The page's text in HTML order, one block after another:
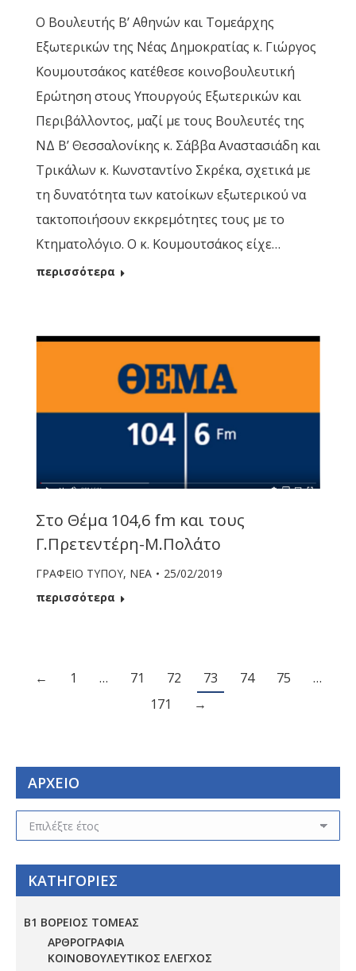
Ο Βουλευτής Β’ Αθηνών και Τομεάρχης
Εξωτερικών της Νέας Δημοκρατίας κ. Γιώργος
Κουμουτσάκος κατέθεσε κοινοβουλευτική
Ερώτηση στους Υπουργούς Εξωτερικών και
Περιβάλλοντος, μαζί με τους Βουλευτές της
ΝΔ Β’ Θεσσαλονίκης κ. Σάββα Αναστασιάδη και
Τρικάλων κ. Κωνσταντίνο Σκρέκα, σχετικά με
τη δυνατότητα των κατοίκων εξωτερικού να
τακτοποιήσουν εκκρεμότητες τους με το
Κτηματολόγιο. Ο κ. Κουμουτσάκος είχε…
περισσότερα
Στο Θέμα 104,6 fm και τους
Γ.Πρετεντέρη-Μ.Πολάτο
ΓΡΑΦΕΙΟ ΤΥΠΟΥ, ΝΕΑ
25/02/2019
περισσότερα
← 1 … 71 72 73 74 75
…
171
→
ΑΡΧΕΙΟ
ΑΡΧΕΙΟ
ΚΑΤΗΓΟΡΙΕΣ
Β1 ΒΟΡΕΙΟΣ ΤΟΜΕΑΣ
ΑΡΘΡΟΓΡΑΦΙΑ
ΚΟΙΝΟΒΟΥΛΕΥΤΙΚΟΣ ΕΛΕΓΧΟΣ